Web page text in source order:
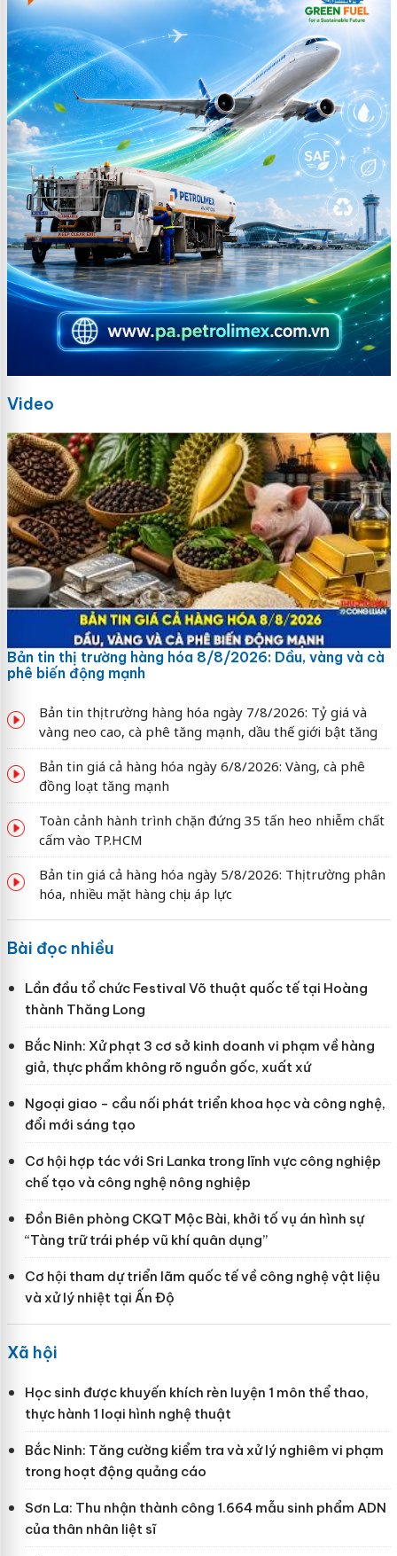
Video
Bản tin thị trường hàng hóa 8/8/2026: Dầu, vàng và cà
phê biến động mạnh
Bản tin thị trường hàng hóa ngày 7/8/2026: Tỷ giá và
vàng neo cao, cà phê tăng mạnh, dầu thế giới bật tăng
Bản tin giá cả hàng hóa ngày 6/8/2026: Vàng, cà phê
đồng loạt tăng mạnh
Toàn cảnh hành trình chặn đứng 35 tấn heo nhiễm chất
cấm vào TP.HCM
Bản tin giá cả hàng hóa ngày 5/8/2026: Thị trường phân
hóa, nhiều mặt hàng chịu áp lực
Bài đọc nhiều
Lần đầu tổ chức Festival Võ thuật quốc tế tại Hoàng
thành Thăng Long
Bắc Ninh: Xử phạt 3 cơ sở kinh doanh vi phạm về hàng
giả, thực phẩm không rõ nguồn gốc, xuất xứ
Ngoại giao - cầu nối phát triển khoa học và công nghệ,
đổi mới sáng tạo
Cơ hội hợp tác với Sri Lanka trong lĩnh vực công nghiệp
chế tạo và công nghệ nông nghiệp
Đồn Biên phòng CKQT Mộc Bài, khởi tố vụ án hình sự
“Tàng trữ trái phép vũ khí quân dụng”
Cơ hội tham dự triển lãm quốc tế về công nghệ vật liệu
và xử lý nhiệt tại Ấn Độ
Xã hội
Học sinh được khuyến khích rèn luyện 1 môn thể thao,
thực hành 1 loại hình nghệ thuật
Bắc Ninh: Tăng cường kiểm tra và xử lý nghiêm vi phạm
trong hoạt động quảng cáo
Sơn La: Thu nhận thành công 1.664 mẫu sinh phẩm ADN
của thân nhân liệt sĩ